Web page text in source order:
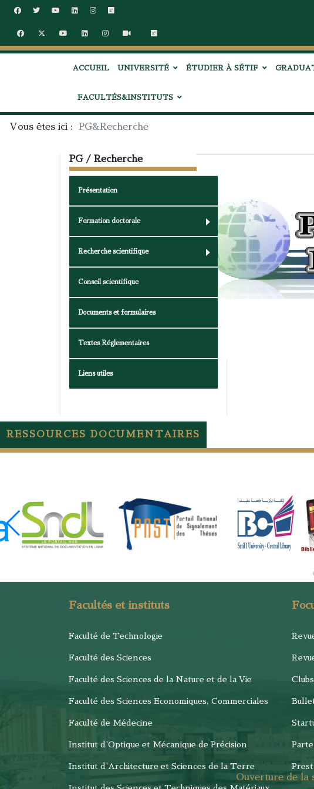
ACCUEIL UNIVERSITÉ ÉTUDIER À SÉTIF
FACULTÉS&INSTITUTS
Vous êtes ici : PG&Recherche
PG / Recherche
Présentation
Formation doctorale
Recherche scientifique
Conseil scientifique
Documents et formulaires
Textes Réglementaires
Liens utiles
Ouverture de la
RESSOURCES DOCUMENTAIRES
Facultés et instituts
Faculté de Technologie
Faculté des Sciences
Faculté des Sciences de la Nature et de la Vie
Faculté des Sciences Economiques, Commerciales
Faculté de Médecine
Institut d'Optique et Mécanique de Précision
Institut d'Architecture et Sciences de la Terre